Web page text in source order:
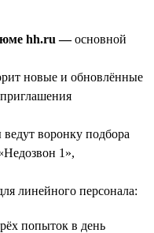
hh.ru —основной
новые и обновлённые
ведут воронку подбора
1»,
линейного персонала:
попыток в день